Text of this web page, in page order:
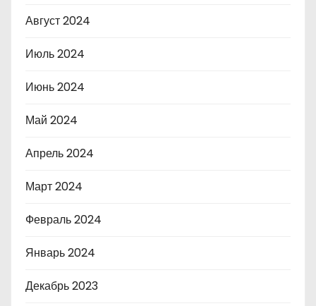
Август 2024
Июль 2024
Июнь 2024
Май 2024
Апрель 2024
Март 2024
Февраль 2024
Январь 2024
Декабрь 2023